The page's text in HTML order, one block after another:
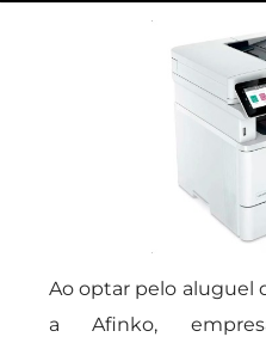
Ao optar pelo aluguel
a Afinko,